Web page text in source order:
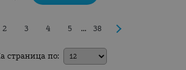
2 3 4 5 ... 38
страница по: